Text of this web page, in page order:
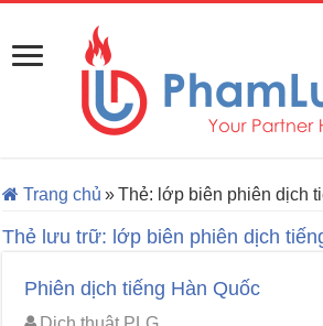
Trang chủ »Thẻ: lớp biên phiên dịch
Thẻ lưu trữ: lớp biên phiên dịch
Phiên dịch tiếng Hàn Quốc